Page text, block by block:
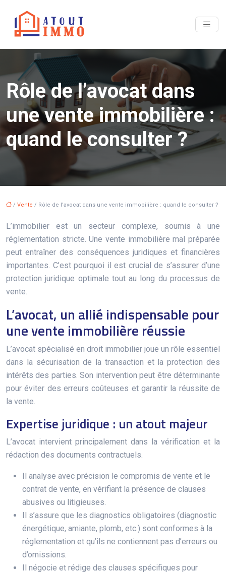
Rôle de l’avocat dans
une vente immobilière :
quand le consulter ?
/ Vente / Rôle de l’avocat dans une vente immobilière : quand le consulter ?
L’immobilier est un secteur complexe, soumis à une
réglementation stricte. Une vente immobilière mal préparée
peut entraîner des conséquences juridiques et financières
importantes. C’est pourquoi il est crucial de s’assurer d’une
protection juridique optimale tout au long du processus de
vente.
L’avocat, un allié indispensable pour
une vente immobilière réussie
L’avocat spécialisé en droit immobilier joue un rôle essentiel
dans la sécurisation de la transaction et la protection des
intérêts des parties. Son intervention peut être déterminante
pour éviter des erreurs coûteuses et garantir la réussite de
la vente.
Expertise juridique : un atout majeur
L’avocat intervient principalement dans la vérification et la
rédaction des documents contractuels.
Il analyse avec précision le compromis de vente et le
contrat de vente, en vérifiant la présence de clauses
abusives ou litigieuses.
Il s’assure que les diagnostics obligatoires (diagnostic
énergétique, amiante, plomb, etc.) sont conformes à la
réglementation et qu’ils ne contiennent pas d’erreurs ou
d’omissions.
Il négocie et rédige des clauses spécifiques pour